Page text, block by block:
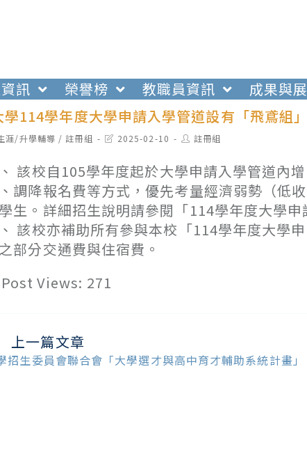
訊 榮譽榜 教職員資訊 成果與
114學年度大學申請入學管道設有「飛鳶組
涯/升學輔導 / 註冊組
Post2025-02-10
Post註冊組
該校自105學年度起於大學申請入學管道內
調降報名費等方式，優先考量經濟弱勢（低
生。詳細招生說明請參閱「114學年度大學
該校亦補助所有參與本校「114學年度大學
部分交通費與住宿費。
Post Views: 271
上一篇文章
招生委員會聯合會「大學選才與高中育才輔助系統計畫」